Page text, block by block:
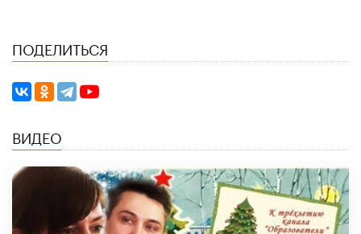
ПОДЕЛИТЬСЯ
ВИДЕО